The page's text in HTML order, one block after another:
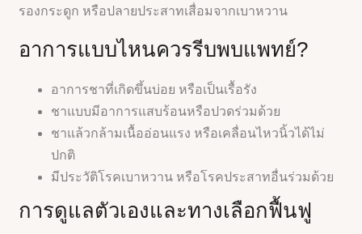
รองกระดูก หรือปลายประสาทเสื่อมจากเบาหวาน
อาการแบบไหนควรรีบพบแพทย์?
อาการชาที่เกิดขึ้นบ่อย หรือเป็นเรื้อรัง
ชาแบบมีอาการแสบร้อนหรือปวดร่วมด้วย
ชาแล้วกล้ามเนื้ออ่อนแรง หรือเคลื่อนไหวนิ้วได้ไม่
ปกติ
มีประวัติโรคเบาหวาน หรือโรคประสาทอื่นร่วมด้วย
การดูแลตัวเองและทางเลือกฟื้นฟู